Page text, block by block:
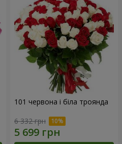
101 червона і біла троянда
6 332 грн